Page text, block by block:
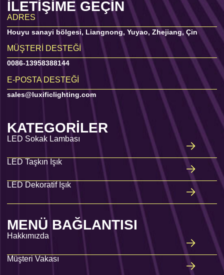
İLETIŞIME GEÇIN
ADRES
Houyu sanayi bölgesi, Liangnong, Yuyao, Zhejiang, Çin
MÜŞTERI DESTEĞI
0086-13958388144
E-POSTA DESTEĞI
sales@luxificlighting.com
KATEGORILER
LED Sokak Lambası
LED Taşkın Işık
LED Dekoratif Işık
MENÜ BAĞLANTISI
Hakkımızda
Müşteri Vakası